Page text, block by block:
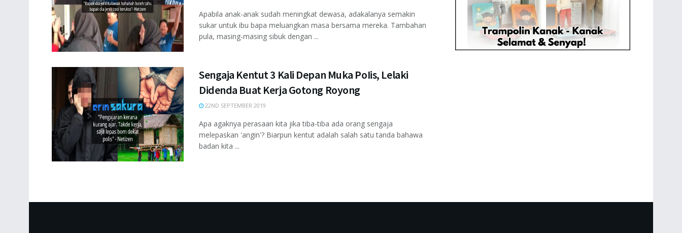
Apabila anak-anak sudah meningkat dewasa, adakalanya semakin
sukar untuk ibu bapa meluangkan masa bersama mereka. Tambahan
pula, masing-masing sibuk dengan ...
Sengaja Kentut 3 Kali Depan Muka PoIis, Lelaki
Didenda Buat Kerja Gotong Royong
22ND SEPTEMBER 2019
Apa agaknya perasaan kita jika tiba-tiba ada orang sengaja
melepaskan 'angin'? Biarpun kentut adalah salah satu tanda bahawa
badan kita ...